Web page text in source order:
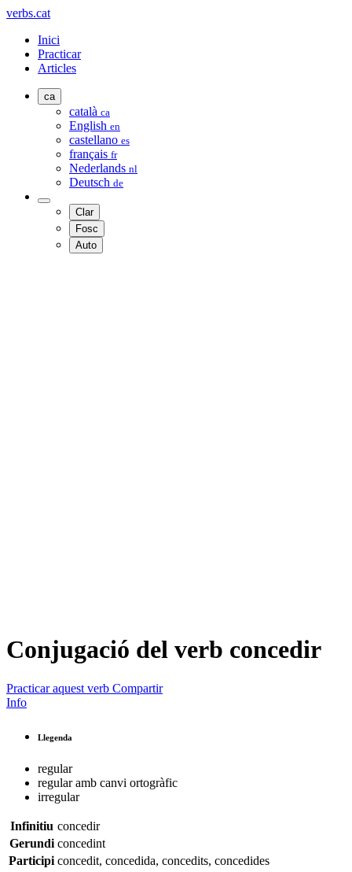
verbs.cat
Inici
Practicar
Articles
ca
català ca
English en
castellano es
français fr
Nederlands nl
Deutsch de
Clar
Fosc
Auto
Conjugació del verb concedir
Practicar aquest verb Compartir
Info
Llegenda
regular
regular amb canvi ortogràfic
irregular
Infinitiu concedir
Gerundi concedint
Participi concedit, concedida, concedits, concedides